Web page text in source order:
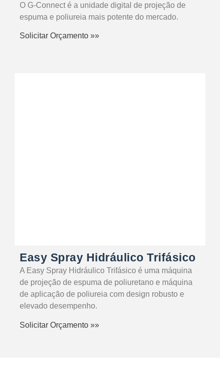
O G-Connect é a unidade digital de projeção de
espuma e poliureia mais potente do mercado.
Solicitar Orçamento »»
Easy Spray Hidráulico Trifásico
A Easy Spray Hidráulico Trifásico é uma máquina
de projeção de espuma de poliuretano e máquina
de aplicação de poliureia com design robusto e
elevado desempenho.
Solicitar Orçamento »»